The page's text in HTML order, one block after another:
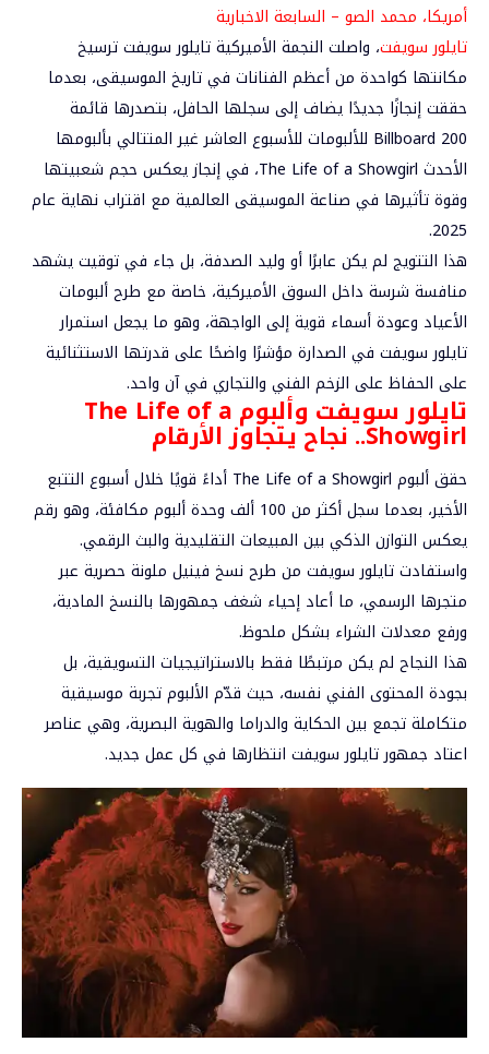
أمريكا، محمد الصو – السابعة الاخبارية
تايلور سويفت، واصلت النجمة الأميركية تايلور سويفت ترسيخ
مكانتها كواحدة من أعظم الفنانات في تاريخ الموسيقى، بعدما
حققت إنجازًا جديدًا يضاف إلى سجلها الحافل، بتصدرها قائمة
Billboard 200 للألبومات للأسبوع العاشر غير المتتالي بألبومها
الأحدث The Life of a Showgirl، في إنجاز يعكس حجم شعبيتها
وقوة تأثيرها في صناعة الموسيقى العالمية مع اقتراب نهاية عام
2025.
هذا التتويج لم يكن عابرًا أو وليد الصدفة، بل جاء في توقيت يشهد
منافسة شرسة داخل السوق الأميركية، خاصة مع طرح ألبومات
الأعياد وعودة أسماء قوية إلى الواجهة، وهو ما يجعل استمرار
تايلور سويفت في الصدارة مؤشرًا واضحًا على قدرتها الاستثنائية
على الحفاظ على الزخم الفني والتجاري في آن واحد.
تايلور سويفت وألبوم The Life of a
Showgirl.. نجاح يتجاوز الأرقام
حقق ألبوم The Life of a Showgirl أداءً قويًا خلال أسبوع التتبع
الأخير، بعدما سجل أكثر من 100 ألف وحدة ألبوم مكافئة، وهو رقم
يعكس التوازن الذكي بين المبيعات التقليدية والبث الرقمي.
واستفادت تايلور سويفت من طرح نسخ فينيل ملونة حصرية عبر
متجرها الرسمي، ما أعاد إحياء شغف جمهورها بالنسخ المادية،
ورفع معدلات الشراء بشكل ملحوظ.
هذا النجاح لم يكن مرتبطًا فقط بالاستراتيجيات التسويقية، بل
بجودة المحتوى الفني نفسه، حيث قدّم الألبوم تجربة موسيقية
متكاملة تجمع بين الحكاية والدراما والهوية البصرية، وهي عناصر
اعتاد جمهور تايلور سويفت انتظارها في كل عمل جديد.